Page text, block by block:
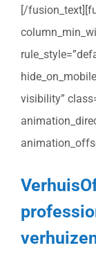
[/
visibility”